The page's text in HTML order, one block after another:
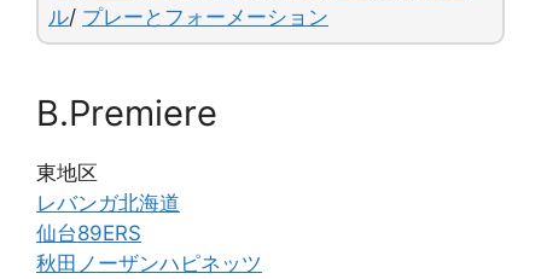
ル/ プレーとフォーメーション
B.Premiere
東地区
レバンガ北海道
仙台89ERS
秋田ノーザンハピネッツ